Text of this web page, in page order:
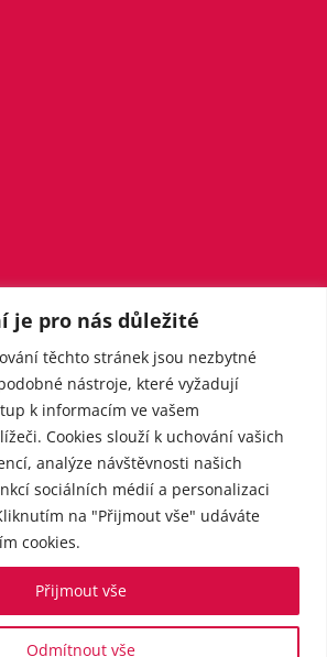
je pro nás důležité
těchto stránek jsou nezbytné
nástroje, které vyžadují
k informacím ve vašem
Cookies slouží k uchování vašich
analýze návštěvnosti našich
sociálních médií a personalizaci
na "Přijmout vše" udáváte
cookies.
Odmítnout vše
Přijmout vše